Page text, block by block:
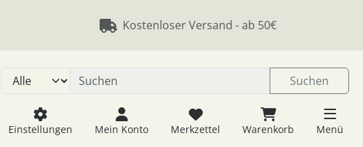
Kostenloser Versand - ab 50€
Suchen
Einstellungen Mein Konto Merkzettel Warenkorb Menü